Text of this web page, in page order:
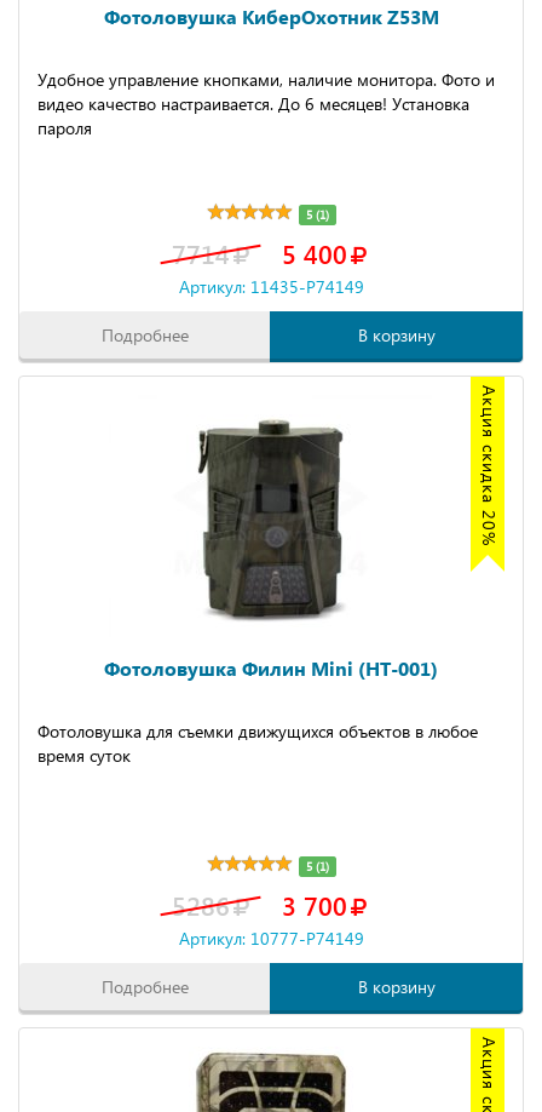
Фотоловушка КиберОхотник Z53M
Удобное управление кнопками, наличие монитора. Фото и
видео качество настраивается. До 6 месяцев! Установка
пароля
5 (1)
7714 5 400
Артикул: 11435-P74149
Подробнее В корзину
Акция скидка 20%
Фотоловушка Филин Mini (HT-001)
Фотоловушка для съемки движущихся объектов в любое
время суток
5 (1)
5286 3 700
Артикул: 10777-P74149
Подробнее В корзину